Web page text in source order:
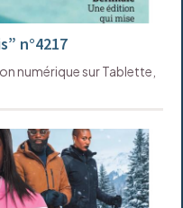
n°4217
numérique sur Tablette,